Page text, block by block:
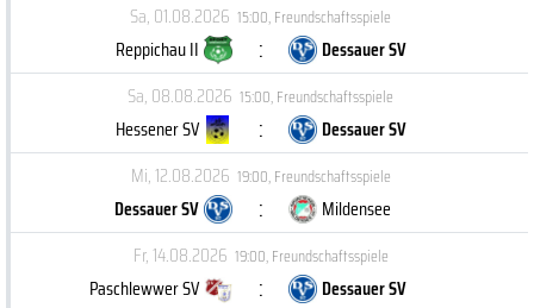
Sa, 01.08.2026 15:00,Freundschaftsspiele
Reppichau II :
Dessauer SV
Sa, 08.08.2026 15:00,Freundschaftsspiele
Hessener SV :
Dessauer SV
Mi, 12.08.2026 19:00,Freundschaftsspiele
Dessauer SV :
Mildensee
Fr, 14.08.2026 19:00,Freundschaftsspiele
Paschlewwer SV :
Dessauer SV